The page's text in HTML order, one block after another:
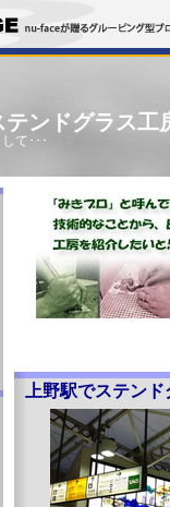
ンドグラス工
て･･･
上野駅でステン